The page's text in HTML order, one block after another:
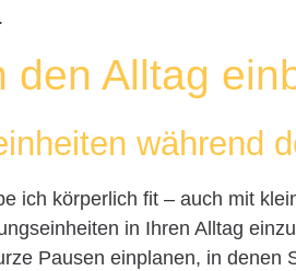
den Alltag
während
ich körperlich fit – auch mit
in Ihren Alltag
Pausen einplanen, in denen